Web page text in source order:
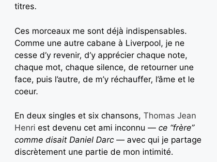
titres.
Ces morceaux me sont déjà indispensables.
Comme une autre cabane à Liverpool, je ne
cesse d’y revenir, d’y apprécier chaque note,
chaque mot, chaque silence, de retourner une
face, puis l’autre, de m’y réchauffer, l’âme et le
coeur.
En deux singles et six chansons, Thomas Jean
Henri est devenu cet ami inconnu — ce “frère”
comme disait Daniel Darc —avec qui je partage
discrètement une partie de mon intimité.